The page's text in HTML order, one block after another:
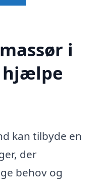
i
hjælpe
kan tilbyde en
der
behov og